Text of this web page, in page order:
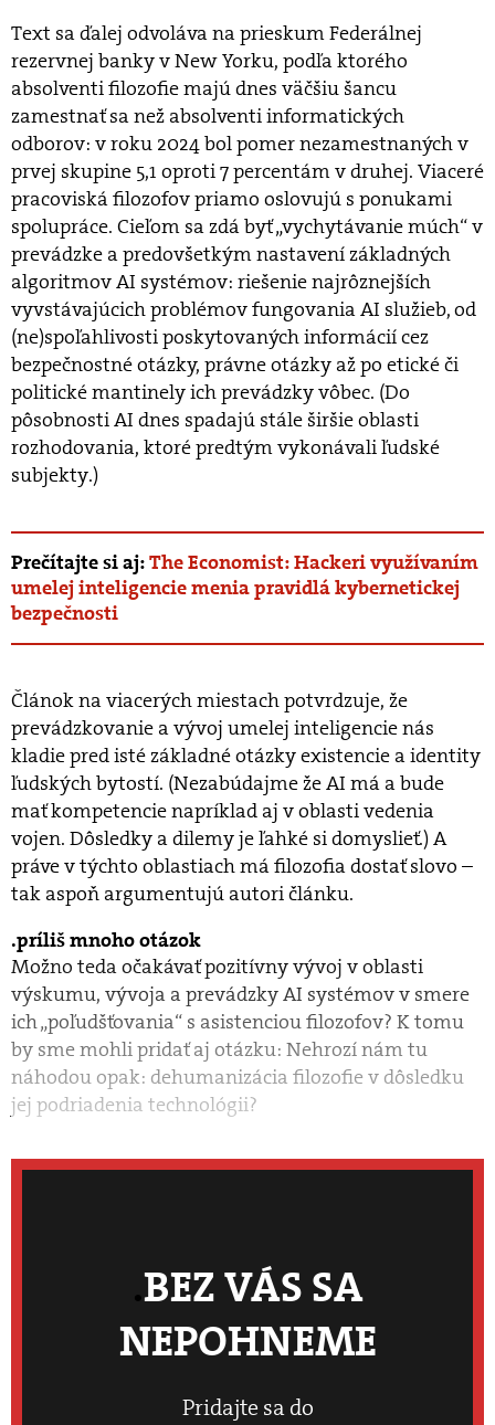
Text sa ďalej odvoláva na prieskum Federálnej
rezervnej banky v New Yorku, podľa ktorého
absolventi filozofie majú dnes väčšiu šancu
zamestnať sa než absolventi informatických
odborov: v roku 2024 bol pomer nezamestnaných v
prvej skupine 5,1 oproti 7 percentám v druhej. Viaceré
pracoviská filozofov priamo oslovujú s ponukami
spolupráce. Cieľom sa zdá byť „vychytávanie múch“ v
prevádzke a predovšetkým nastavení základných
algoritmov AI systémov: riešenie najrôznejších
vyvstávajúcich problémov fungovania AI služieb, od
(ne)spoľahlivosti poskytovaných informácií cez
bezpečnostné otázky, právne otázky až po etické či
politické mantinely ich prevádzky vôbec. (Do
pôsobnosti AI dnes spadajú stále širšie oblasti
rozhodovania, ktoré predtým vykonávali ľudské
subjekty.)
Prečítajte si aj:The Economist: Hackeri využívaním
umelej inteligencie menia pravidlá kybernetickej
bezpečnosti
Článok na viacerých miestach potvrdzuje, že
prevádzkovanie a vývoj umelej inteligencie nás
kladie pred isté základné otázky existencie a identity
ľudských bytostí. (Nezabúdajme že AI má a bude
mať kompetencie napríklad aj v oblasti vedenia
vojen. Dôsledky a dilemy je ľahké si domyslieť.) A
práve v týchto oblastiach má filozofia dostať slovo –
tak aspoň argumentujú autori článku.
príliš mnoho otázok
Možno teda očakávať pozitívny vývoj v oblasti
výskumu, vývoja a prevádzky AI systémov v smere
ich „poľudšťovania“ s asistenciou filozofov? K tomu
by sme mohli pridať aj otázku: Nehrozí nám tu
náhodou opak: dehumanizácia filozofie v dôsledku
jej podriadenia technológii?
BEZ VÁS SA
NEPOHNEME
Pridajte sa do